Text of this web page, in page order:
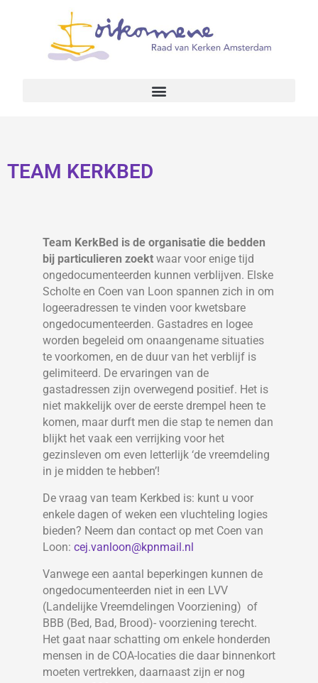
TEAM KERKBED
Team KerkBed is de organisatie die bedden
bij particulieren zoekt waar voor enige tijd
ongedocumenteerden kunnen verblijven. Elske
Scholte en Coen van Loon spannen zich in om
logeeradressen te vinden voor kwetsbare
ongedocumenteerden. Gastadres en logee
worden begeleid om onaangename situaties
te voorkomen, en de duur van het verblijf is
gelimiteerd. De ervaringen van de
gastadressen zijn overwegend positief. Het is
niet makkelijk over de eerste drempel heen te
komen, maar durft men die stap te nemen dan
blijkt het vaak een verrijking voor het
gezinsleven om even letterlijk ‘de vreemdeling
in je midden te hebben’!
De vraag van team Kerkbed is: kunt u voor
enkele dagen of weken een vluchteling logies
bieden? Neem dan contact op met Coen van
Loon: cej.vanloon@kpnmail.nl
Vanwege een aantal beperkingen kunnen de
ongedocumenteerden niet in een LVV
(Landelijke Vreemdelingen Voorziening) of
BBB (Bed, Bad, Brood)- voorziening terecht.
Het gaat naar schatting om enkele honderden
mensen in de COA-locaties die daar binnenkort
moeten vertrekken, daarnaast zijn er nog